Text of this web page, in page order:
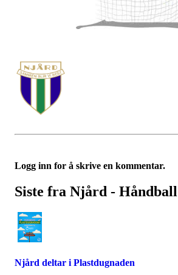
Logg inn for å skrive en kommentar.
Siste fra Njård - Håndball
Njård deltar i Plastdugnaden